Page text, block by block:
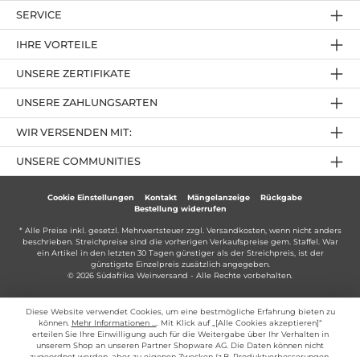
IHRE VORTEILE
UNSERE ZAHLUNGSARTEN
UNSERE ZERTIFIKATE
SERVICE
UNSERE COMMUNITIES
WIR VERSENDEN MIT:
Cookie Einstellungen Kontakt Mängelanzeige
Rückgabe
Bestellung widerrufen
* Alle Preise inkl. gesetzl. Mehrwertsteuer zzgl. Versandkosten, wenn nicht anders
beschrieben. Streichpreise sind die vorherigen Verkaufspreise gem. Staffel. War
ein Artikel in den letzten 30 Tagen günstiger als der Streichpreis, ist der
günstigste Einzelpreis zusätzlich angegeben.
© 2026 Südafrika Weinversand - Alle Rechte vorbehalten.
Diese Website verwendet Cookies, um eine bestmögliche Erfahrung bieten zu
können. Mehr Informationen ...
. Mit Klick auf „[Alle Cookies akzeptieren]“
erteilen Sie Ihre Einwilligung auch für die Weitergabe über Ihr Verhalten in
unserem Shop an unseren Partner Shopware AG. Die Daten können nicht